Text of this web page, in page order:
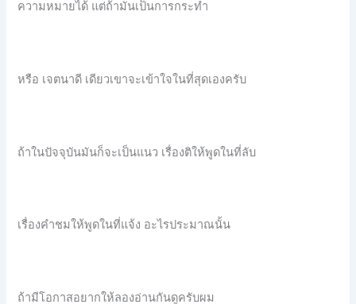
ความหมายได้ แต่ถ้ามันเป็นการกระทำ
หรือ เจตนาดี เดียวเขาจะเข้าใจในที่สุดเองครับ
ถ้าในปัจจุบันมันก็จะเป็นแนว เรื่องติให้พูดในที่ลับ
เรื่องคำชมให้พูดในที่แจ้ง อะไรประมาณนั้น
ถ้ามีโอกาสอยากให้ลองอ่านกันดูครับผม